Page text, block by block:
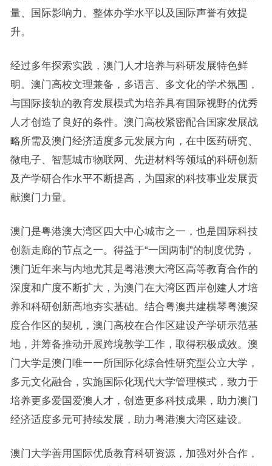
量、国际影响力、整体办学水平以及国际声誉有效提
升。
经过多年探索实践，澳门人才培养与科研发展特色鲜
明。澳门高校文理兼备，多语言、多文化的学术氛围，
与国际接轨的教育发展模式为培养具有国际视野的优秀
人才创造了良好的条件。澳门高校紧密配合国家发展战
略所需及澳门经济适度多元发展方向，在中医药研究、
微电子、智慧城市物联网、先进材料等领域的科研创新
及产学研合作水平不断提高，为国家的科技事业发展贡
献澳门力量。
澳门是粤港澳大湾区四大中心城市之一，也是国际科技
创新走廊的节点之一。得益于“一国两制”的制度优势，
澳门近年来与内地尤其是粤港澳大湾区高等教育合作的
深度和广度不断扩大，为澳门在大湾区西岸创建人才培
养和科研创新高地夯实基础。结合粤澳共建横琴粤澳深
度合作区的契机，澳门高校在合作区建设产学研示范基
地，并筹备推动开展跨境教学工作，取得积极成效。澳
门大学是澳门唯一一所国际化综合性研究型公立大学，
多元文化融合，实施国际化现代大学管理模式，致力于
培养更多爱国爱澳人才，创造更多科技成果，助力澳门
经济适度多元可持续发展，助力粤港澳大湾区建设。
澳门大学善用国际优质教育科研资源，加强对外合作，